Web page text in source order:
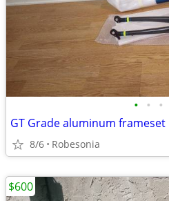
• • •
GT Grade aluminum frameset
8/6 Robesonia
$600